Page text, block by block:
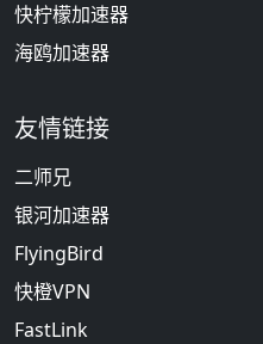
快柠檬加速器
海鸥加速器
友情链接
二师兄
银河加速器
FlyingBird
快橙VPN
FastLink